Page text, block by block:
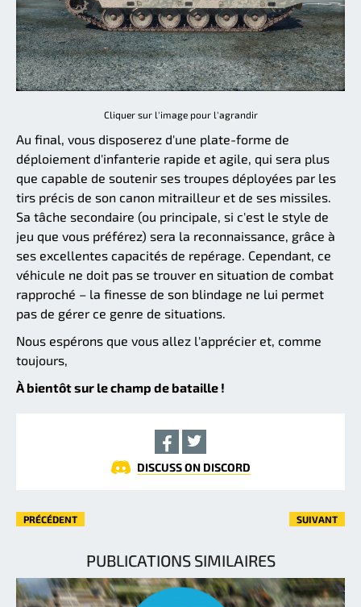
Cliquer sur l'image pour l'agrandir
Au final, vous disposerez d'une plate-forme de
déploiement d'infanterie rapide et agile, qui sera plus
que capable de soutenir ses troupes déployées par les
tirs précis de son canon mitrailleur et de ses missiles.
Sa tâche secondaire (ou principale, si c'est le style de
jeu que vous préférez) sera la reconnaissance, grâce à
ses excellentes capacités de repérage. Cependant, ce
véhicule ne doit pas se trouver en situation de combat
rapproché – la finesse de son blindage ne lui permet
pas de gérer ce genre de situations.
Nous espérons que vous allez l'apprécier et, comme
toujours,
À bientôt sur le champ de bataille !
DISCUSS ON DISCORD
PRÉCÉDENT SUIVANT
PUBLICATIONS SIMILAIRES